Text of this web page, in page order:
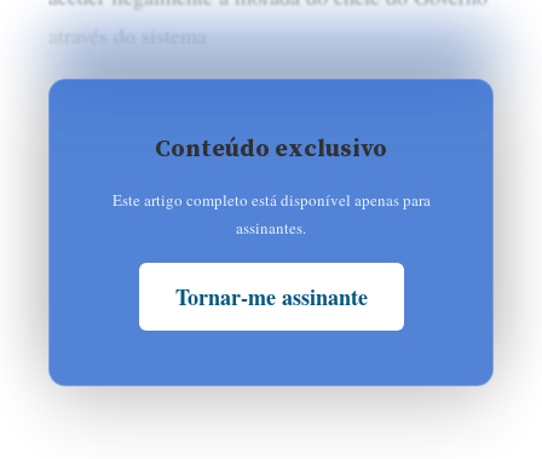
através do sistema
Conteúdo exclusivo
Este artigo completo está disponível apenas para
assinantes.
Tornar-me assinante